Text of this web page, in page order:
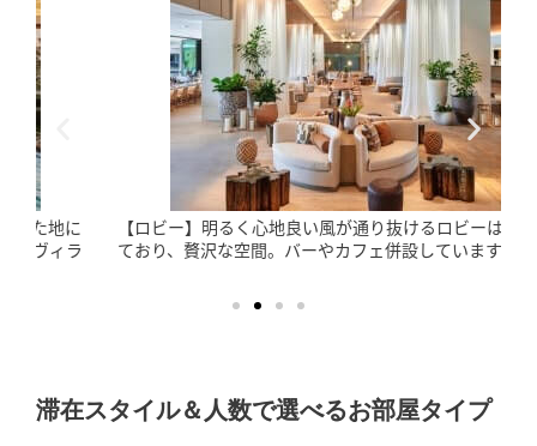
【ロビー】明るく心地良い風が通り抜けるロビーは広々とし
ており、贅沢な空間。バーやカフェ併設しています。
滞在スタイル＆人数で選べるお部屋タイプ